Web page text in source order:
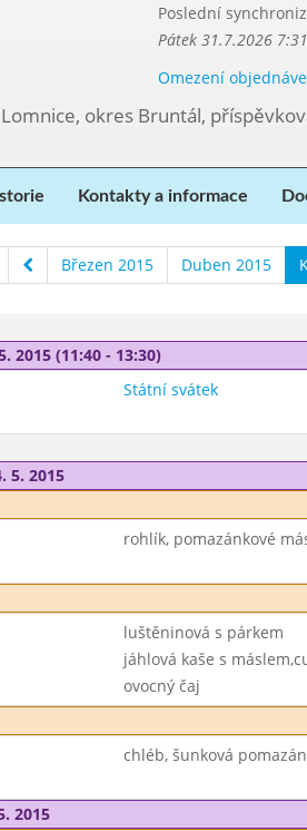
Poslední
Pátek 31.7.2026 7:31
Omezení
okres Bruntál,
Kontakty a informace
Březen 2015 Duben 2015
2015 (11:40 - 13:30)
Státní svátek
5. 2015
rohlík, pomazánkové
luštěninová s párkem
jáhlová kaše s
ovocný čaj
chléb, šunková
2015